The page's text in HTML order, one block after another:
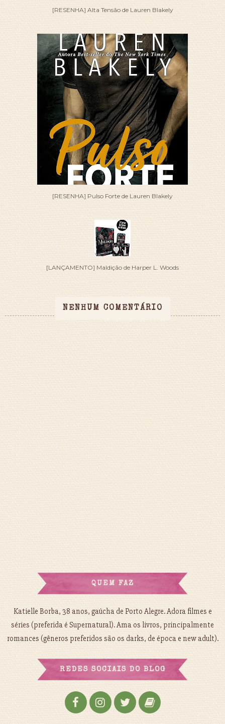
[RESENHA] Alta Tensão de Lauren Blakely
[RESENHA] Pulso Forte de Lauren Blakely
[LANÇAMENTO] Maldição de Harper L. Woods
NENHUM COMENTÁRIO
QUEM FAZ
Katielle Borba, 38 anos, gaúcha de Porto Alegre. Adora filmes e
séries (preferida é Supernatural). Ama os livros, principalmente
romances (gêneros preferidos são os darks, de época e new adult).
REDES SOCIAIS DO BLOG